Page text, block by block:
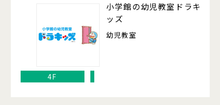
小学館の幼児教室ドラキ
ッズ
幼児教室
4F